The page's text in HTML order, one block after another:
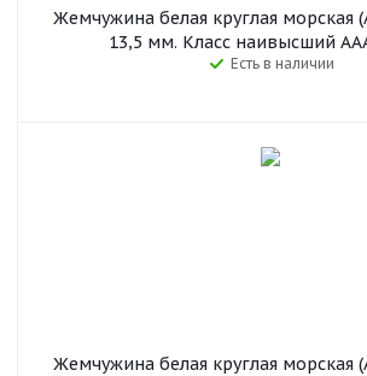
Жемчужина белая круглая морская
13,5 мм. Класс наивысший
Есть в наличии
Жемчужина белая круглая морская